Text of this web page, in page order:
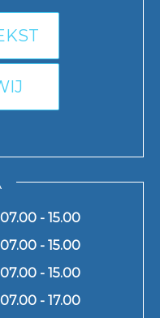
07.00 - 15.00
07.00 - 15.00
07.00 - 15.00
07.00 - 17.00